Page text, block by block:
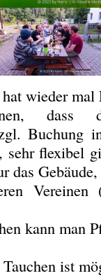
wieder mal
dass
Buchung
sehr flexibel
das
Vereinen
kann man
Tauchen ist